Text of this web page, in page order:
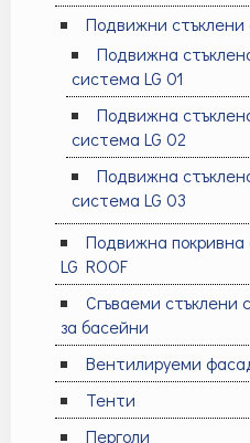
Подвижни стъклени
Подвижна
система LG 01
Подвижна
система LG 02
Подвижна
система LG 03
Подвижна покривна
LG ROOF
Сгъваеми стъклени
за басейни
Вентилируеми
Тенти
Перголи